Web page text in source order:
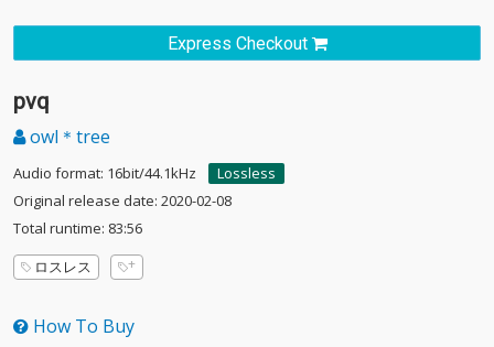
Express Checkout
pvq
owl＊tree
Audio format: 16bit/44.1kHz
Lossless
Original release date: 2020-02-08
Total runtime: 83:56
ロスレス
How To Buy